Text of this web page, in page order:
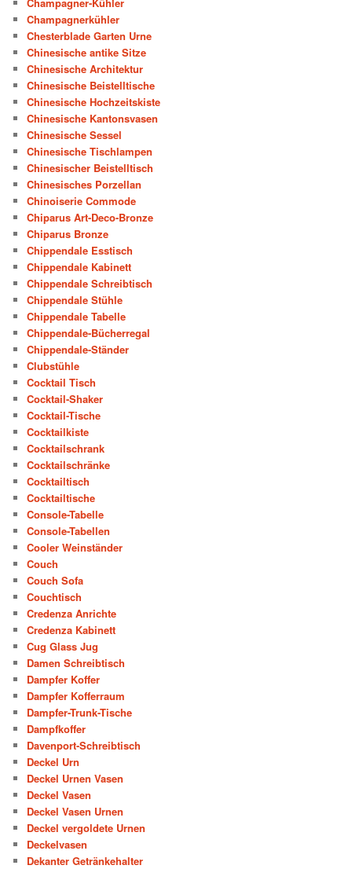
Champagnerkühler
Chesterblade Garten Urne
Chinesische antike Sitze
Chinesische Architektur
Chinesische Beistelltische
Chinesische Hochzeitskiste
Chinesische Kantonsvasen
Chinesische Sessel
Chinesische Tischlampen
Chinesischer Beistelltisch
Chinesisches Porzellan
Chinoiserie Commode
Chiparus Art-Deco-Bronze
Chiparus Bronze
Chippendale Esstisch
Chippendale Kabinett
Chippendale Schreibtisch
Chippendale Stühle
Chippendale Tabelle
Chippendale-Bücherregal
Chippendale-Ständer
Clubstühle
Cocktail Tisch
Cocktail-Shaker
Cocktail-Tische
Cocktailkiste
Cocktailschrank
Cocktailschränke
Cocktailtisch
Cocktailtische
Console-Tabelle
Console-Tabellen
Cooler Weinständer
Couch
Couch Sofa
Couchtisch
Credenza Anrichte
Credenza Kabinett
Cug Glass Jug
Damen Schreibtisch
Dampfer Koffer
Dampfer Kofferraum
Dampfer-Trunk-Tische
Dampfkoffer
Davenport-Schreibtisch
Deckel Urn
Deckel Urnen Vasen
Deckel Vasen
Deckel Vasen Urnen
Deckel vergoldete Urnen
Deckelvasen
Dekanter Getränkehalter